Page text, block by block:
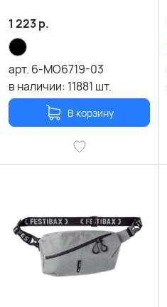
1 223р.
арт. 6-MO6719-03
в наличии: 11881 шт.
В корзину